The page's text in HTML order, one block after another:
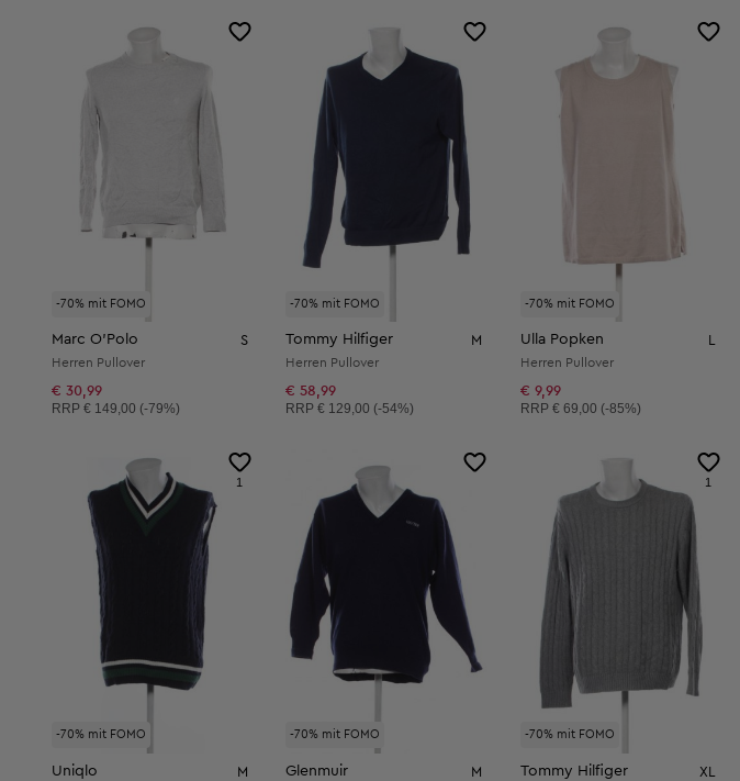
-70% mit FOMO
Marc O'Polo S
Herren Pullover
€ 30,99
Unverbindliche Preisempfehlung:
RRP € 149,00 (-79%)
-70% mit FOMO
Tommy Hilfiger M
Herren Pullover
€ 58,99
Unverbindliche Preisempfehlung:
RRP€ 129,00 (-54%)
-70% mit FOMO
Ulla Popken
Herren Pullover
€ 9,99
Unverbindliche Preisempfehlung:
RRP € 69,00 (-85%)
-70% mit FOMO
1
Uniqlo M
-70% mit FOMO
Glenmuir M
-70% mit FOMO
1
Tommy Hilfiger XL